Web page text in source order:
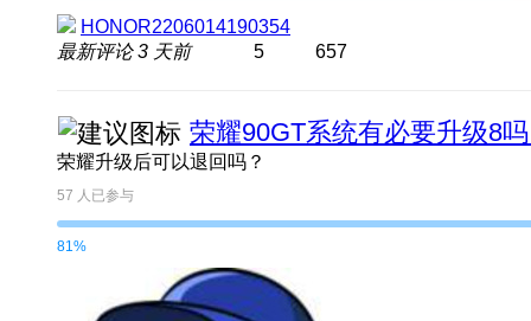
HONOR2206014190354
最新评论3 天前 5 657
荣耀90GT系统有必要升级8
荣耀升级后可以退回吗？
57 人已参与
81%